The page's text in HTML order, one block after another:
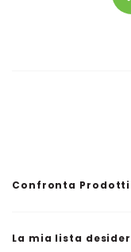
Confronta Prodotti
La mia lista